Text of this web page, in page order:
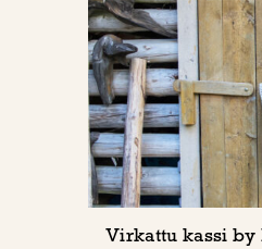
Virkattu kassi by